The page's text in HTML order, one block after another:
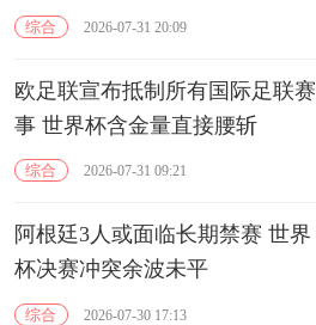
综合 2026-07-31 20:09
欧足联宣布抵制所有国际足联赛
事 世界杯含金量直接腰斩
综合 2026-07-31 09:21
阿根廷3人或面临长期禁赛 世界
杯决赛冲突余波未平
综合 2026-07-30 17:13